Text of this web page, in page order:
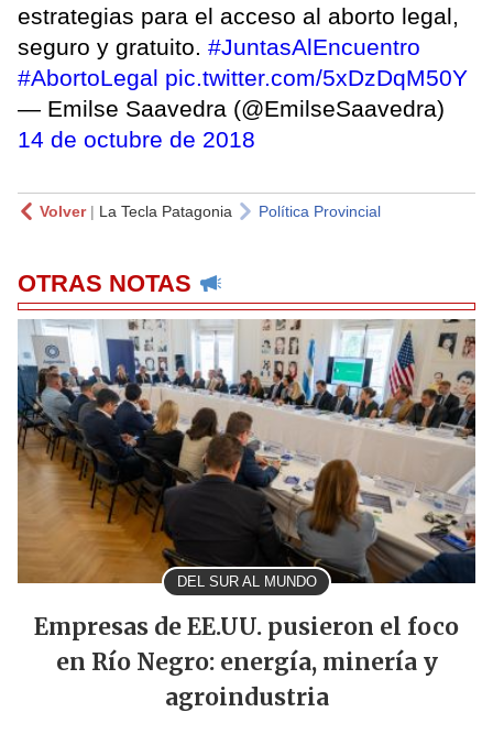
estrategias para el acceso al aborto legal,
seguro y gratuito. #JuntasAlEncuentro
#AbortoLegal pic.twitter.com/5xDzDqM50Y
— Emilse Saavedra (@EmilseSaavedra)
14 de octubre de 2018
Volver| La Tecla Patagonia Política Provincial
OTRAS NOTAS
DEL SUR AL MUNDO
Empresas de EE.UU. pusieron el foco
en Río Negro: energía, minería y
agroindustria